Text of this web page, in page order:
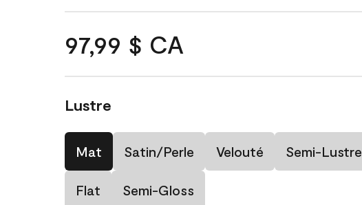
97,99 $ CA
Lustre
Mat Satin/Perle Velouté Semi-Lustre
Flat Semi-Gloss